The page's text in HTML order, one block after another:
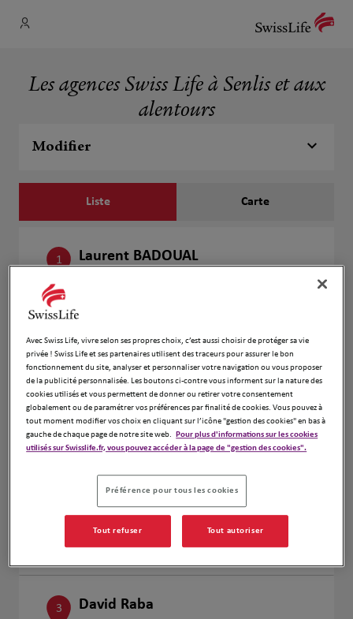
Les agences Swiss Life à Senlis et aux
alentours
Modifier
Liste Carte
1
16.58
km
Laurent BADOUAL
Numéro
Voir plus
2 Justin Delahaye
7 Place de l’Hôtel de Ville
Fermé actuellement
Numéro
3 David Raba
Avec Swiss Life, vivre selon ses propres choix, c’est aussi choisir de protéger sa vie
privée ! Swiss Life et ses partenaires utilisent des traceurs pour assurer le bon
fonctionnement du site, analyser et personnaliser votre navigation ou vous proposer
de la publicité personnalisée. Les boutons ci-contre vous informent sur la nature des
cookies utilisés et vous permettent de donner ou retirer votre consentement
globalement ou de paramétrer vos préférences par finalité de cookies. Vous pouvez à
tout moment modifier vos choix en cliquant sur l’icône "gestion des cookies" en bas à
gauche de chaque page de notre site web.
Pour plus d'informations sur les cookies
utilisés sur Swisslife.fr, vous pouvez accéder à la page de "gestion des cookies".
Préférence pour tous les cookies
Tout refuser Tout autoriser